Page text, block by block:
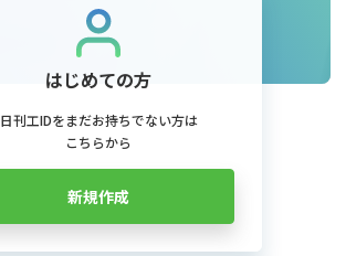
はじめての方
日刊工IDをまだお持ちでない方は
こちらから
新規作成